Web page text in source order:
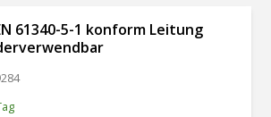
61340-5-1 konform Leitung